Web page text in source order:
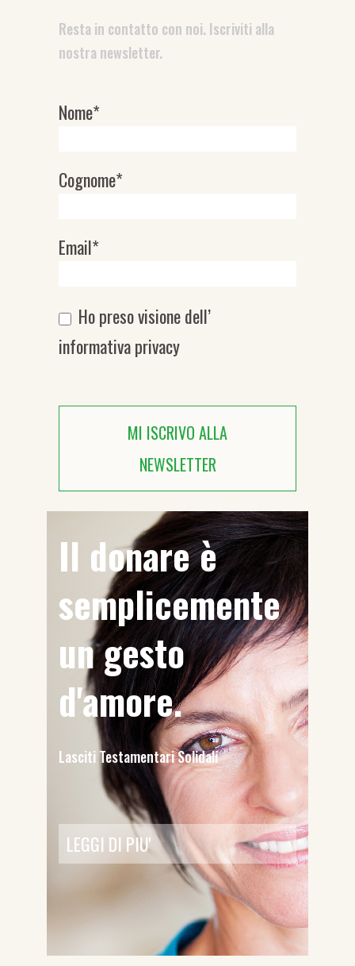
Resta in contatto con noi. Iscriviti alla
nostra newsletter.
Newsletter
Nome*
Cognome*
Email*
Ho preso visione dell’
informativa privacy
MI ISCRIVO ALLA
NEWSLETTER
Il donare è
semplicemente
un gesto
d'amore.
Lasciti Testamentari Solidali
LEGGI DI PIU'